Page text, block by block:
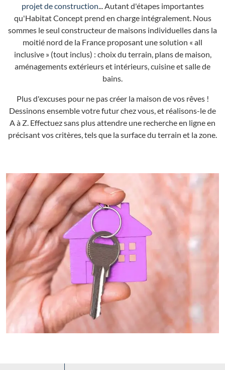
projet de construction... Autant d'étapes importantes
qu'Habitat Concept prend en charge intégralement. Nous
sommes le seul constructeur de maisons individuelles dans la
moitié nord de la France proposant une solution « all
inclusive » (tout inclus) : choix du terrain, plans de maison,
aménagements extérieurs et intérieurs, cuisine et salle de
bains.
Plus d'excuses pour ne pas créer la maison de vos rêves !
Dessinons ensemble votre futur chez vous, et réalisons-le de
A à Z. Effectuez sans plus attendre une recherche en ligne en
précisant vos critères, tels que la surface du terrain et la zone.